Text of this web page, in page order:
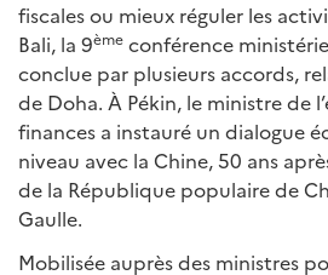
fiscales ou mieux réguler les
Bali, la 9ème conférence
conclue par plusieurs accords,
de Doha. À Pékin, le ministre de
finances a instauré un dialogue
niveau avec la Chine, 50 ans
de la République populaire de
Gaulle.
Mobilisée auprès des ministres